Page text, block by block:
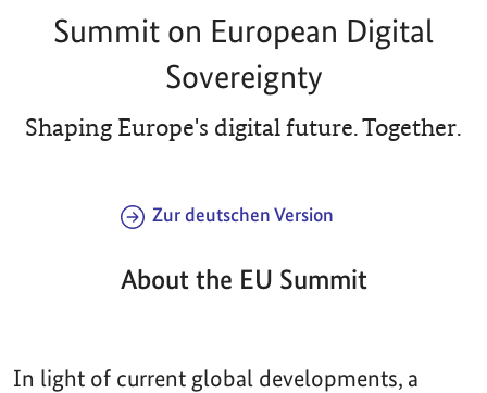
Summit on European Digital
Sovereignty
Shaping Europe's digital future. Together.
Zur deutschen Version
About the EU Summit
In light of current global developments, a